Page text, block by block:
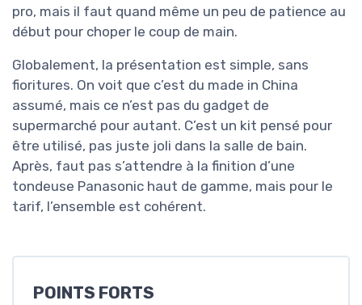
pro, mais il faut quand même un peu de patience au
début pour choper le coup de main.
Globalement, la présentation est simple, sans
fioritures. On voit que c’est du made in China
assumé, mais ce n’est pas du gadget de
supermarché pour autant. C’est un kit pensé pour
être utilisé, pas juste joli dans la salle de bain.
Après, faut pas s’attendre à la finition d’une
tondeuse Panasonic haut de gamme, mais pour le
tarif, l’ensemble est cohérent.
POINTS FORTS